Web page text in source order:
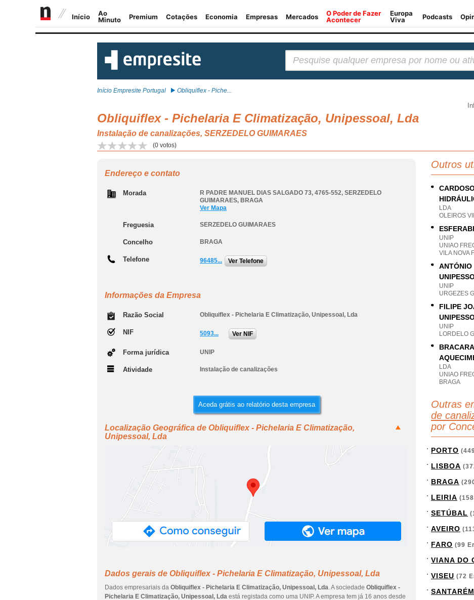
Início Empresite Portugal Obliquiflex - Piche...
Obliquiflex - Pichelaria E Climatização, Unipessoal, Lda
Instalação de canalizações, SERZEDELO GUIMARAES
(0 votos)
Endereço e contato
Morada R PADRE MANUEL DIAS SALGADO 73, 4765-552, SERZEDELO
GUIMARAES, BRAGA
Ver Mapa
Freguesia SERZEDELO GUIMARAES
Concelho BRAGA
Telefone 96485... Ver Telefone
Informações da Empresa
Razão Social Obliquiflex - Pichelaria E Climatização, Unipessoal, Lda
NIF 5093... Ver NIF
Forma jurídica UNIP
Atividade Instalação de canalizações
Aceda grátis ao relatório desta empresa
Localização Geográfica de Obliquiflex - Pichelaria E Climatização,
Unipessoal, Lda
Dados gerais de Obliquiflex - Pichelaria E Climatização, Unipessoal, Lda
Dados empresariais da Obliquiflex - Pichelaria E Climatização, Unipessoal, Lda. A sociedade Obliquiflex -
Pichelaria E Climatização, Unipessoal, Lda está registada como uma UNIP. A empresa tem já 16 anos desde
Outros
LDA
OLEIROS
UNIP
UNIAO
VILA NOVA
ANTÓNIO
UNIP
URGEZES
FILIPE
UNIP
LORDELO
LDA
UNIAO
BRAGA
Outras
de
por
PORTO
LISBOA
BRAGA
LEIRIA
SETÚBAL
AVEIRO
FARO (99
VIANA DO
VISEU (72
SANTARÉM